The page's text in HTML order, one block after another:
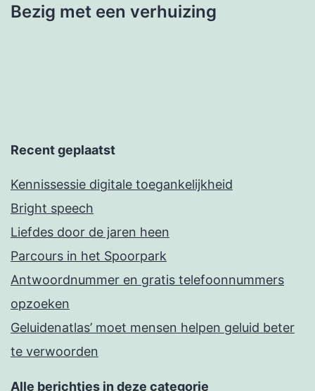
Bezig met een verhuizing
Recent geplaatst
Kennissessie digitale toegankelijkheid
Bright speech
Liefdes door de jaren heen
Parcours in het Spoorpark
Antwoordnummer en gratis telefoonnummers
opzoeken
Geluidenatlas’ moet mensen helpen geluid beter
te verwoorden
Alle berichtjes in deze categorie